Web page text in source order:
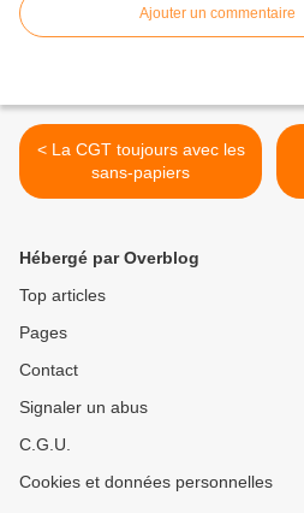
Ajouter un commentaire
< La CGT toujours avec les
sans-papiers
Hébergé par Overblog
Top articles
Pages
Contact
Signaler un abus
C.G.U.
Cookies et données personnelles